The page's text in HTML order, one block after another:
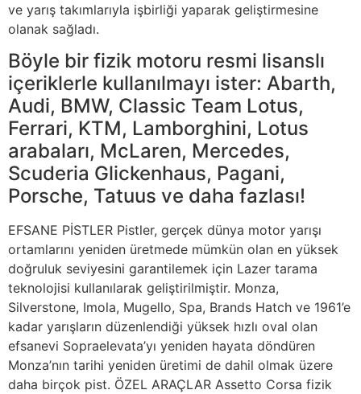
ve yarış takımlarıyla işbirliği yaparak geliştirmesine
olanak sağladı.
Böyle bir fizik motoru resmi lisanslı
içeriklerle kullanılmayı ister: Abarth,
Audi, BMW, Classic Team Lotus,
Ferrari, KTM, Lamborghini, Lotus
arabaları, McLaren, Mercedes,
Scuderia Glickenhaus, Pagani,
Porsche, Tatuus ve daha fazlası!
EFSANE PİSTLER Pistler, gerçek dünya motor yarışı
ortamlarını yeniden üretmede mümkün olan en yüksek
doğruluk seviyesini garantilemek için Lazer tarama
teknolojisi kullanılarak geliştirilmiştir. Monza,
Silverstone, Imola, Mugello, Spa, Brands Hatch ve 1961’e
kadar yarışların düzenlendiği yüksek hızlı oval olan
efsanevi Sopraelevata’yı yeniden hayata döndüren
Monza’nın tarihi yeniden üretimi de dahil olmak üzere
daha birçok pist. ÖZEL ARAÇLAR Assetto Corsa fizik